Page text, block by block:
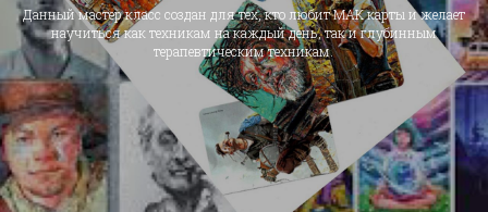
Данный мастер класс создан для тех, кто любит МАК карты и желает
научиться как техникам на каждый день, так и глубинным
терапевтическим техникам.